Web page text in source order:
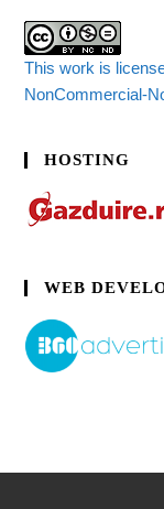
This work is
NonCommercial-
HOSTING
WEB